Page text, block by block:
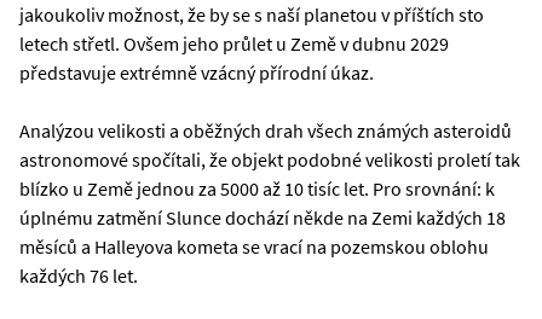
jakoukoliv možnost, že by se s naší planetou v příštích sto
letech střetl. Ovšem jeho průlet u Země v dubnu 2029
představuje extrémně vzácný přírodní úkaz.
Analýzou velikosti a oběžných drah všech známých asteroidů
astronomové spočítali, že objekt podobné velikosti proletí tak
blízko u Země jednou za 5000 až 10 tisíc let. Pro srovnání: k
úplnému zatmění Slunce dochází někde na Zemi každých 18
měsíců a Halleyova kometa se vrací na pozemskou oblohu
každých 76 let.